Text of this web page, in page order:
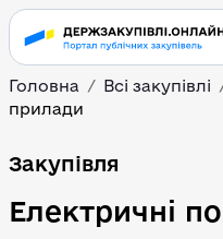
Головна Всі закупівлі
прилади
Закупівля
Електричні